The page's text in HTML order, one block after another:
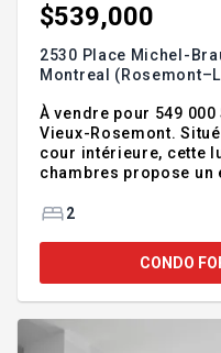
$539,000
2530 Place Michel-
Montreal
À vendre pour 549
Vieux-Rosemont.
cour intérieure, cette
chambres propose un
Plafonds de 8,9 pi,
réfrigérateur, lave-
climatisation
Près de la rue
2
CONDO